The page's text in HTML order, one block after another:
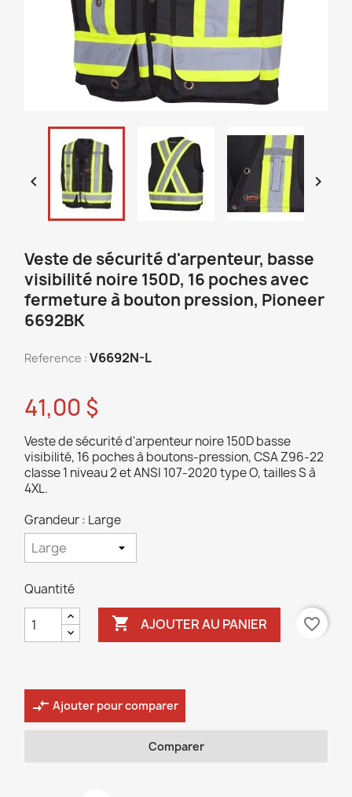
 
Veste de sécurité d'arpenteur, basse
visibilité noire 150D, 16 poches avec
fermeture à bouton pression, Pioneer
6692BK
Reference : V6692N-L
41,00 $
Veste de sécurité d'arpenteur noire 150D basse
visibilité, 16 poches à boutons-pression, CSA Z96-22
classe 1 niveau 2 et ANSI 107-2020 type O, tailles S à
4XL.
Grandeur : Large
Quantité
 AJOUTER AU PANIER favorite_border
compare_arrows Ajouter pour comparer
Comparer